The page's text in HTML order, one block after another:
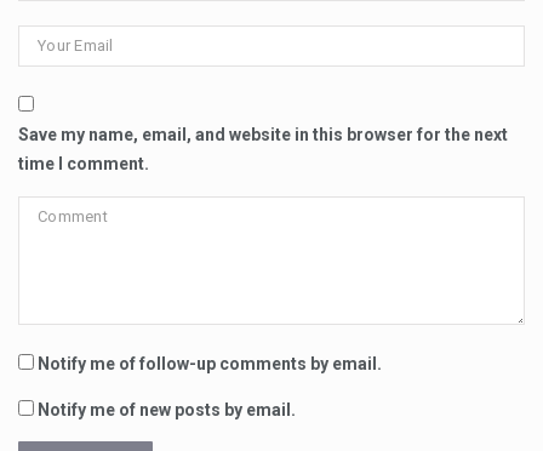
Save my name, email, and website in this browser for the next
time I comment.
Notify me of follow-up comments by email.
Notify me of new posts by email.